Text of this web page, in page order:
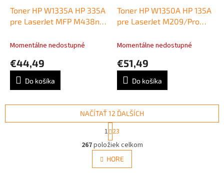
Toner HP W1335A HP 335A
pre LaserJet MFP M438n/
(7.400 str.)
Momentálne nedostupné
€44,49
Do košíka
Toner HP W1350A HP 135A
pre LaserJet M209/Pro
Momentálne nedostupné
€51,49
Do košíka
O
v
l
á
NAČÍTAŤ 12 ĎALŠÍCH
t
r
á
n
k
1 23
267položiek celkom
HORE